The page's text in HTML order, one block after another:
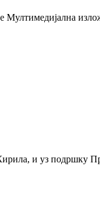
и уз подршку